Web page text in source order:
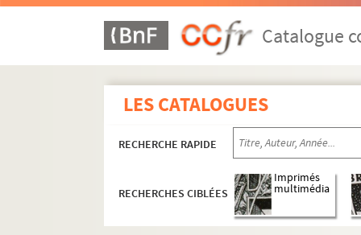
Catalogue
LES CATALOGUES
RECHERCHE RAPIDE
RECHERCHES CIBLÉES
Imprimés
multimédia